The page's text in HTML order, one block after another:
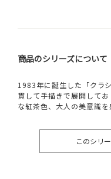
商品のシリーズについて
1983年に誕生した「クラ
貫して手描きで展開して
な紅茶色、大人の美意識を
このシリ